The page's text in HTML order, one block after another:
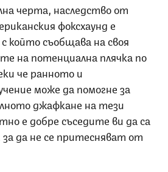
черта, наследство от
фоксхаунд е
който съобщава на своя
на потенциална плячка по
че ранното и
може да помогне за
джафкане на тези
е добре съседите ви да са
да не се притесняват от